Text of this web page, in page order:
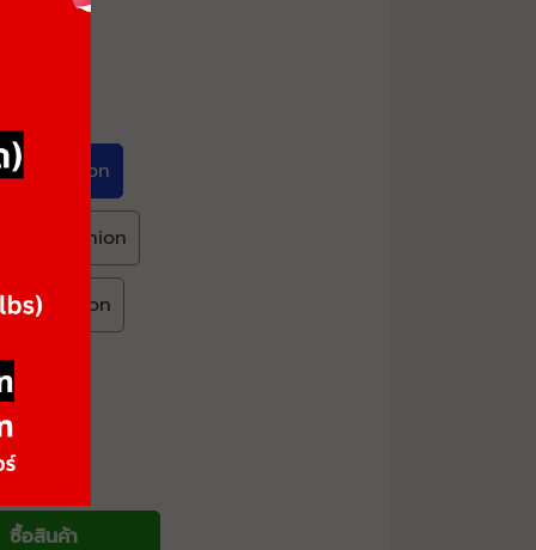
Cushion
Cushion
Cushion
ซื้อสินค้า